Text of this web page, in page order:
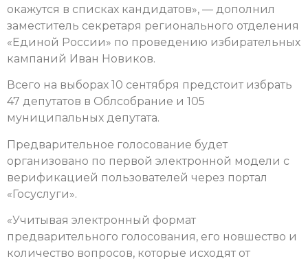
окажутся в списках кандидатов», — дополнил
заместитель секретаря регионального отделения
«Единой России» по проведению избирательных
кампаний Иван Новиков.
Всего на выборах 10 сентября предстоит избрать
47 депутатов в Облсобрание и 105
муниципальных депутата.
Предварительное голосование будет
организовано по первой электронной модели с
верификацией пользователей через портал
«Госуслуги».
«Учитывая электронный формат
предварительного голосования, его новшество и
количество вопросов, которые исходят от